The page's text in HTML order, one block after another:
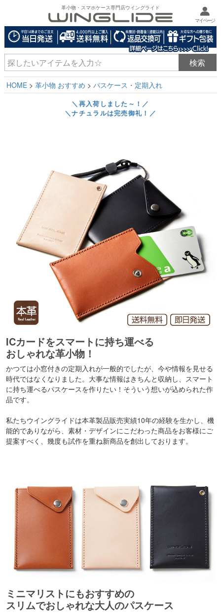
革小物・スマホケース専門店ウイングライド
マイページ
HOME 革小物 おすすめ パスケース・定期入れ
＼再入荷しました～！／
＼ナチュラルは完売御礼！／
ICカードをスマートに持ち運べる
おしゃれな革小物！
かつては小窓付きの定期入れが一般的でしたが、今や情報を見せる
時代ではなくなりました。大事な情報はきちんと収納し、スマート
に持ち運べるパスケースを作りたい！そういう想いが込められた作
品です。
私たちウイングライドは本革製品販売実績10年の経験を生かし、機
能的でありながら、素材・デザインにこだわった商品をお客様にご
提案すべく、幾度も試作を重ね新商品を創出しております。
ミニマリストにもおすすめの
スリムでおしゃれな大人のパスケース